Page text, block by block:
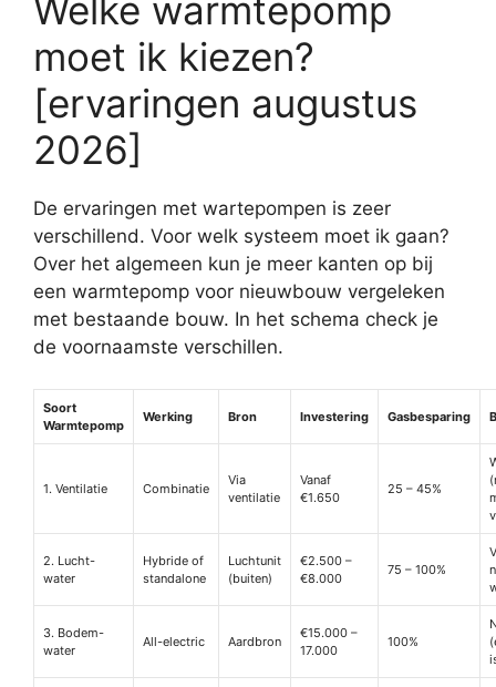
Welke warmtepomp
moet ik kiezen?
[ervaringen augustus
2026]
De ervaringen met wartepompen is zeer
verschillend. Voor welk systeem moet ik gaan?
Over het algemeen kun je meer kanten op bij
een warmtepomp voor nieuwbouw vergeleken
met bestaande bouw. In het schema check je
de voornaamste verschillen.
Soort
Warmtepomp
Werking Bron Investering Gasbesparing
1. Ventilatie Combinatie
Via
ventilatie
Vanaf
€1.650
25 – 45%
2. Lucht-
water
Hybride of
standalone
Luchtunit
(buiten)
€2.500 –
€8.000
75 – 100%
3. Bodem-
water
All-electric Aardbron
€15.000 –
17.000
100%